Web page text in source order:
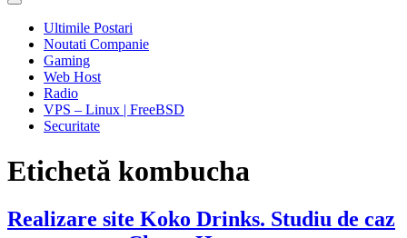
Toggle
search
field
Ultimile Postari
Noutati Companie
Gaming
Web Host
Radio
VPS – Linux | FreeBSD
Securitate
Etichetă kombucha
Realizare site Koko Drinks. Studiu de caz